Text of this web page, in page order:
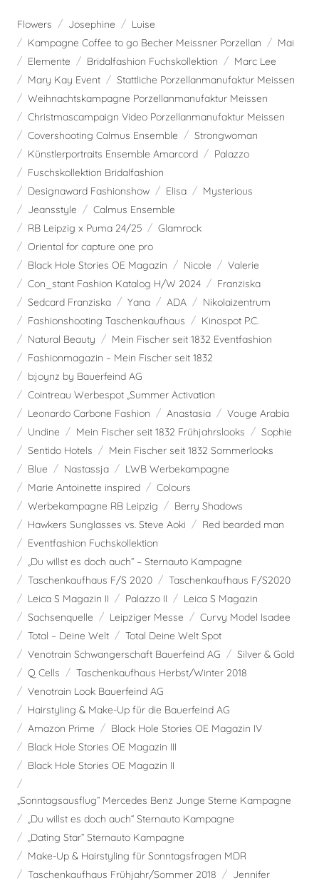
Flowers Josephine
Luise
Kampagne Coffee to go Becher Meissner Porzellan
Mai
Elemente
Bridalfashion Fuchskollektion
Marc Lee
Mary Kay Event
Stattliche Porzellanmanufaktur Meissen
Weihnachtskampagne Porzellanmanufaktur Meissen
Christmascampaign Video Porzellanmanufaktur Meissen
Covershooting Calmus Ensemble
Strongwoman
Künstlerportraits Ensemble Amarcord
Palazzo
Fuschskollektion Bridalfashion
Designaward Fashionshow
Elisa
Mysterious
Jeansstyle
Calmus Ensemble
RB Leipzig x Puma 24/25
Glamrock
Oriental for capture one pro
Black Hole Stories OE Magazin
Nicole
Valerie
Con_stant Fashion Katalog H/W 2024
Franziska
Sedcard Franziska
Yana ADA
Nikolaizentrum
Fashionshooting Taschenkaufhaus
Kinospot P.C.
Natural Beauty
Mein Fischer seit 1832 Eventfashion
Fashionmagazin – Mein Fischer seit 1832
b:joynz by Bauerfeind AG
Cointreau Werbespot „Summer Activation
Leonardo Carbone Fashion
Anastasia
Vouge Arabia
Undine
Mein Fischer seit 1832 Frühjahrslooks
Sophie
Sentido Hotels
Mein Fischer seit 1832 Sommerlooks
Blue
Nastassja
LWB Werbekampagne
Marie Antoinette inspired
Colours
Werbekampagne RB Leipzig
Berry Shadows
Hawkers Sunglasses vs. Steve Aoki
Red bearded man
Eventfashion Fuchskollektion
„Du willst es doch auch“ – Sternauto Kampagne
Taschenkaufhaus F/S 2020
Taschenkaufhaus F/S2020
Leica S Magazin II
Palazzo II
Leica S Magazin
Sachsenquelle
Leipziger Messe
Curvy Model Isadee
Total – Deine Welt
Total Deine Welt Spot
Venotrain Schwangerschaft Bauerfeind AG
Silver & Gold
Q Cells
Taschenkaufhaus Herbst/Winter 2018
Venotrain Look Bauerfeind AG
Hairstyling & Make-Up für die Bauerfeind AG
Amazon Prime
Black Hole Stories OE Magazin IV
Black Hole Stories OE Magazin III
Black Hole Stories OE Magazin II
„Sonntagsausflug“ Mercedes Benz Junge Sterne Kampagne
„Du willst es doch auch“ Sternauto Kampagne
„Dating Star“ Sternauto Kampagne
Make-Up & Hairstyling für Sonntagsfragen MDR
Taschenkaufhaus Frühjahr/Sommer 2018
Jennifer